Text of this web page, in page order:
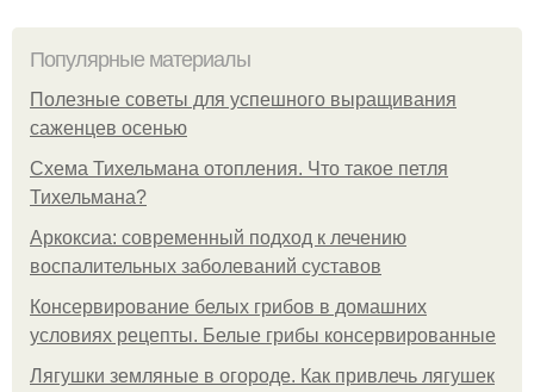
Популярные материалы
Полезные советы для успешного выращивания
саженцев осенью
Схема Тихельмана отопления. Что такое петля
Тихельмана?
Аркоксиа: современный подход к лечению
воспалительных заболеваний суставов
Консервирование белых грибов в домашних
условиях рецепты. Белые грибы консервированные
Лягушки земляные в огороде. Как привлечь лягушек